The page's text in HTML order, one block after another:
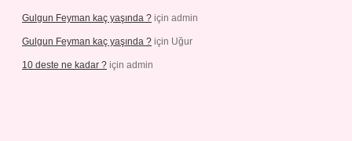
Gulgun Feyman kaç yaşında ? için admin
Gulgun Feyman kaç yaşında ? için Uğur
10 deste ne kadar ? için admin